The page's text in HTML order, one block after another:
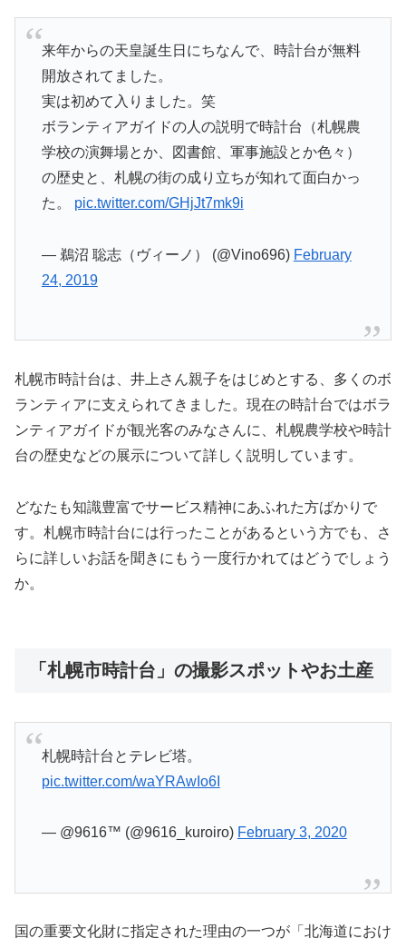
来年からの天皇誕生日にちなんで、時計台が無料
開放されてました。
実は初めて入りました。笑
ボランティアガイドの人の説明で時計台（札幌農
学校の演舞場とか、図書館、軍事施設とか色々）
の歴史と、札幌の街の成り立ちが知れて面白かっ
た。 pic.twitter.com/GHjJt7mk9i
— 鵜沼 聡志（ヴィーノ） (@Vino696) February
24, 2019
札幌市時計台は、井上さん親子をはじめとする、多くのボ
ランティアに支えられてきました。現在の時計台ではボラ
ンティアガイドが観光客のみなさんに、札幌農学校や時計
台の歴史などの展示について詳しく説明しています。
どなたも知識豊富でサービス精神にあふれた方ばかりで
す。札幌市時計台には行ったことがあるという方でも、さ
らに詳しいお話を聞きにもう一度行かれてはどうでしょう
か。
「札幌市時計台」の撮影スポットやお土産
札幌時計台とテレビ塔。
pic.twitter.com/waYRAwIo6I
— @9616™ (@9616_kuroiro) February 3, 2020
国の重要文化財に指定された理由の一つが「北海道におけ